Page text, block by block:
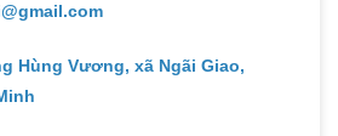
Hùng Vương, xã Ngãi Giao,